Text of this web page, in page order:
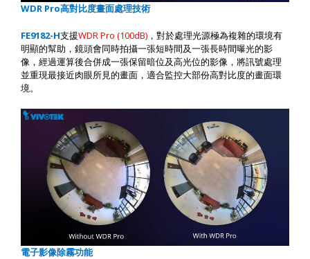
WDR Pro高對比度畫面處理技術
FE9182-H支援WDR Pro (100dB) ，對於處理光源極為複雜的環境有
明顯的幫助，鏡頭會同時拍攝一張短時間及一張長時間曝光的影
像，經過運算後合併成一張保留暗位及高光位的影像，將訊號處理
並重現最接近肉眼所見的畫面，適合監控大部份高對比度的畫面環
境。
電子影像除霧功能